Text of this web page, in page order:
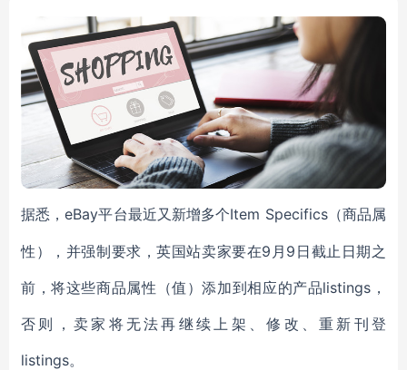
据悉，eBay平台最近又新增多个Item Specifics（商品属
性），并强制要求，英国站卖家要在9月9日截止日期之
前，将这些商品属性（值）添加到相应的产品listings，
否则，卖家将无法再继续上架、修改、重新刊登
listings。